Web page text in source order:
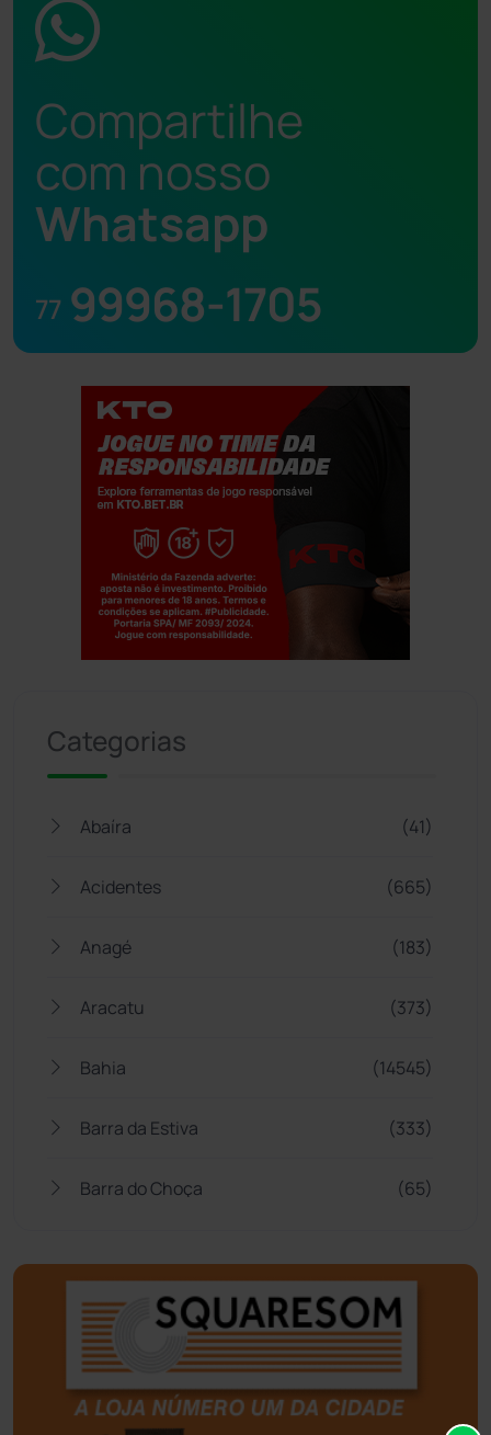
Compartilhe
com nosso
Whatsapp
77 99968-1705
Categorias
Abaíra (41)
Acidentes (665)
Anagé (183)
Aracatu (373)
Bahia (14545)
Barra da Estiva (333)
Barra do Choça (65)
Bom Jesus da Lapa (505)
Boquira (152)
Botuporã